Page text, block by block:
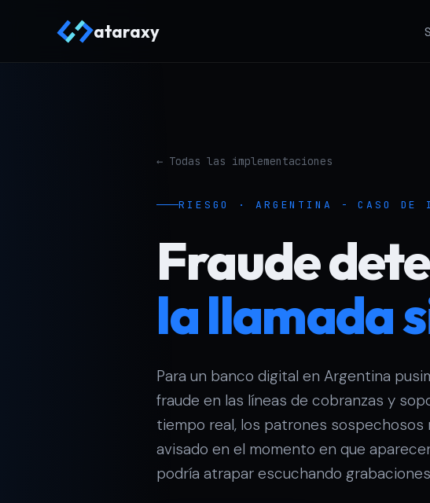
ataraxy
← Todas las implementaciones
RIESGO · ARGENTINA - CASO DE
Fraude
la llamada
Para un banco digital en Argentina
fraude en las líneas de cobranzas y
tiempo real, los patrones sospechosos
avisado en el momento en que
podría atrapar escuchando